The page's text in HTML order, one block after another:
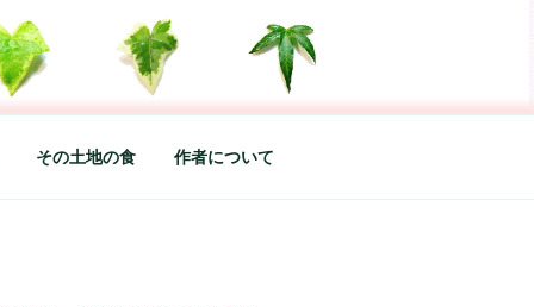
た松本あづさのDIARYです
その土地の食 作者について